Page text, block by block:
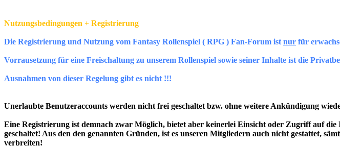
Nutzungsbedingungen + Registrierung
Die Registrierung und Nutzung vom Fantasy Rollenspiel ( RPG ) Fan-Forum ist nur für
Vorrausetzung für eine Freischaltung zu unserem Rollenspiel sowie seiner Inhalte ist die
Ausnahmen von dieser Regelung gibt es nicht !!!
Unerlaubte Benutzeraccounts werden nicht frei geschaltet bzw. ohne weitere Ankündigung
Eine Registrierung ist demnach zwar Möglich, bietet aber keinerlei Einsicht oder Zugriff auf
geschaltet! Aus den den genannten Gründen, ist es unseren Mitgliedern auch nicht gestattet,
verbreiten!